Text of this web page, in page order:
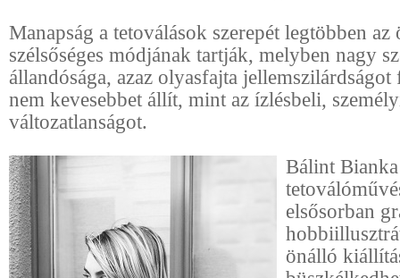
Manapság a tetoválások szerepét legtöbben
szélsőséges módjának tartják, melyben nagy
állandósága, azaz olyasfajta
nem kevesebbet állít, mint az ízlésbeli,
változatlanságot.
Bálint
elsősorban
önálló